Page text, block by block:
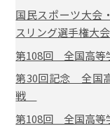
国民スポーツ大会
スリング選手権大
第108回 全国高等
第30回記念 全国
戦
第108回 全国高